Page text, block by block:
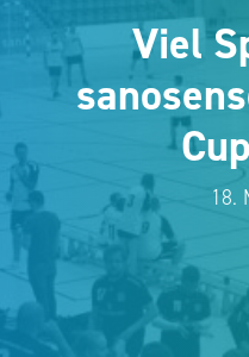
Viel
18.